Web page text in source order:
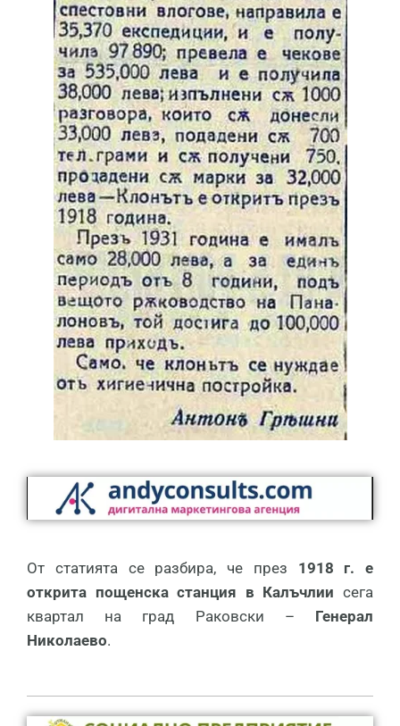
От статията се разбира, че през 1918 г. е
открита пощенска станция в Калъчлии сега
квартал на град Раковски – Генерал
Николаево.